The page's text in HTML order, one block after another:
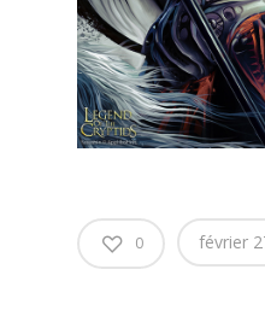
0 février